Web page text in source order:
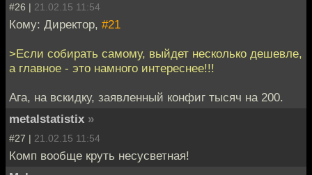
#26 | 21.02.15 11:54
Кому: Директор, #21
>Если собирать самому, выйдет несколько дешевле,
а главное - это намного интереснее!!!
Ага, на вскидку, заявленный конфиг тысяч на 200.
metalstatistix »
#27 | 21.02.15 11:54
Комп вообще круть несусветная!